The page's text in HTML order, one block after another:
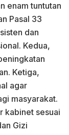
enam tuntutan
Pasal 33
dan
Kedua,
Ketiga,
agar
masyarakat.
kabinet sesuai
Gizi